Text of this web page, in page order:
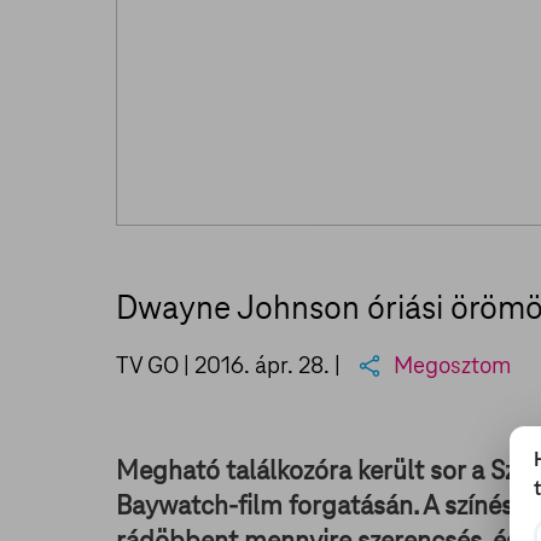
Dwayne Johnson óriási
TV GO | 2016. ápr. 28. | Megosztom
Megható találkozóra került sor a
Baywatch-film forgatásán. A